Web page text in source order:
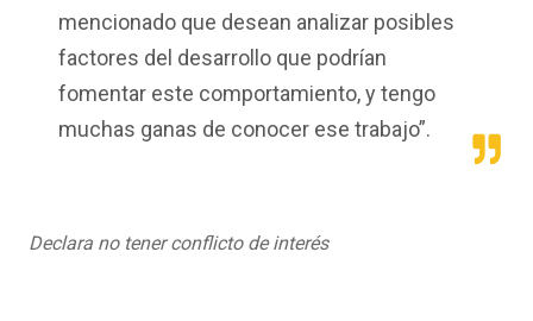
mencionado que desean analizar posibles
factores del desarrollo que podrían
fomentar este comportamiento, y tengo
muchas ganas de conocer ese trabajo”.
Declara no tener conflicto de interés